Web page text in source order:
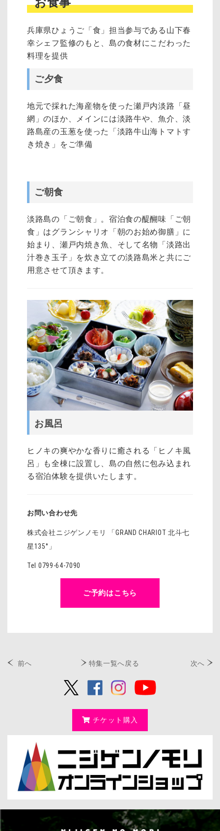
兵庫県ひょうご「食」担当参与である山下春
幸シェフ監修のもと、島の食材にこだわった
料理を提供
ご夕食
地元で採れた海産物を使った瀬戸内淡路「昼
網」のほか、メインには淡路牛や、魚介、淡
路島産の玉葱を使った「淡路牛山海トマトす
き焼き」をご準備
ご朝食
淡路島の「ご朝食」。宿泊食の醍醐味「ご朝
食」はグランシャリオ「朝のお始め御膳」に
始まり、瀬戸内焼き魚、そして名物「淡路出
汁巻き玉子」を炊き立ての淡路島米と共にご
用意させて頂きます。
お風呂
ヒノキの爽やかな香りに癒される「ヒノキ風
呂」も全棟に設置し、島の自然に包み込まれ
る宿泊体験を提供いたします。
お問い合わせ先
株式会社ニジゲンノモリ 「GRAND CHARIOT 北斗七
星135°」
Tel 0799-64-7090
ご予約はこちら
前へ 特集一覧へ戻る 次へ
チケット購入